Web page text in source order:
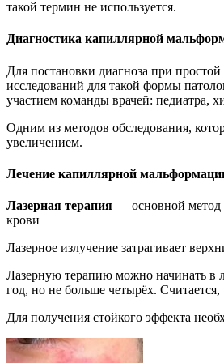
такой термин не используется.
Диагностика капиллярной
Для постановки диагноза при
исследований для такой формы
участием команды врачей: педиатра,
Одним из методов обследования,
увеличением.
Лечение капиллярной
Лазерная терапия — основной метод
крови
Лазерное излучение затрагивает
Лазерную терапию можно начинать в
год, но не больше четырёх.
Для получения стойкого эффекта